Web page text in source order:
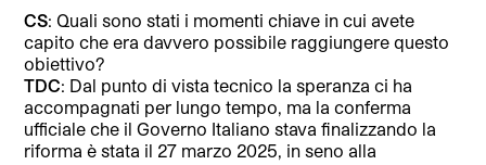
CS: Quali sono stati i momenti chiave in cui avete
capito che era davvero possibile raggiungere questo
obiettivo?
TDC: Dal punto di vista tecnico la speranza ci ha
accompagnati per lungo tempo, ma la conferma
ufficiale che il Governo Italiano stava finalizzando la
riforma è stata il 27 marzo 2025, in seno alla